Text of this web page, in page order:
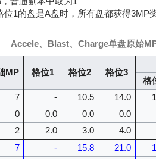
位1的盘是A盘时，所有盘都获得3MP
Accele、Blast、Charge单盘原始
MP 格位1 格位2 格位3
格
7 - 10.5 14.0
0 0.0 0.0 0.0
2 2.0 3.0 4.0
7 - 15.8 21.0